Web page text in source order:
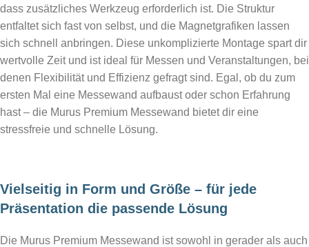
dass zusätzliches Werkzeug erforderlich ist. Die Struktur
entfaltet sich fast von selbst, und die Magnetgrafiken lassen
sich schnell anbringen. Diese unkomplizierte Montage spart dir
wertvolle Zeit und ist ideal für Messen und Veranstaltungen, bei
denen Flexibilität und Effizienz gefragt sind. Egal, ob du zum
ersten Mal eine Messewand aufbaust oder schon Erfahrung
hast – die Murus Premium Messewand bietet dir eine
stressfreie und schnelle Lösung.
Vielseitig in Form und Größe – für jede
Präsentation die passende Lösung
Die Murus Premium Messewand ist sowohl in gerader als auch